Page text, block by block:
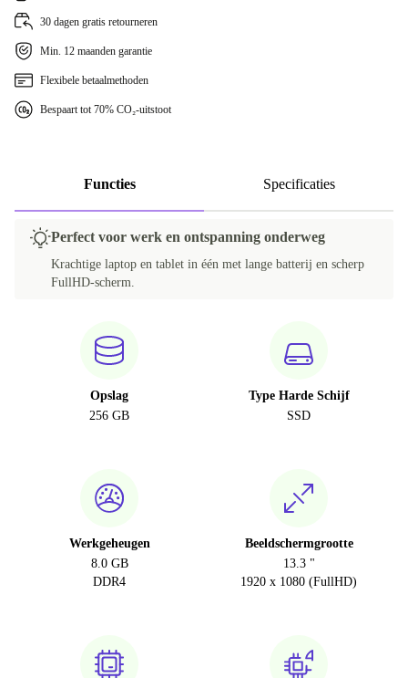
30 dagen gratis retourneren
Min. 12 maanden garantie
Flexibele betaalmethoden
Bespaart tot 70% CO₂-uitstoot
Functies Specificaties
Perfect voor werk en ontspanning onderweg
Krachtige laptop en tablet in één met lange batterij en scherp
FullHD-scherm.
Opslag
256 GB
Type Harde Schijf
SSD
Werkgeheugen
8.0 GB
DDR4
Beeldschermgrootte
13.3 "
1920 x 1080 (FullHD)